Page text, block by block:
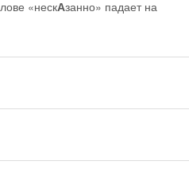
«нескАзанно» падает на